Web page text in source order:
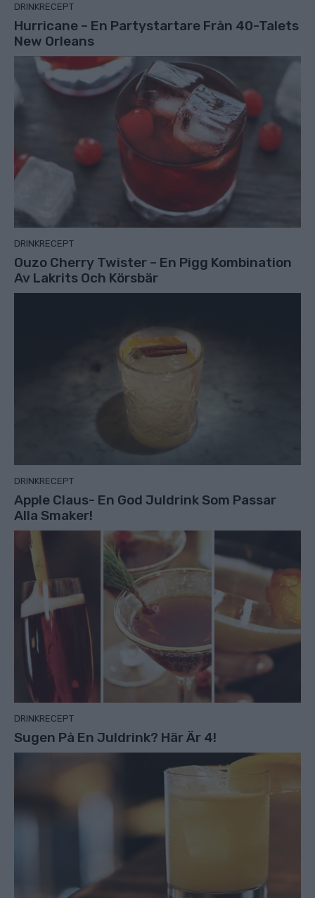
DRINKRECEPT
Hurricane – En Partystartare Från 40-Talets
New Orleans
DRINKRECEPT
Ouzo Cherry Twister – En Pigg Kombination
Av Lakrits Och Körsbär
DRINKRECEPT
Apple Claus- En God Juldrink Som Passar
Alla Smaker!
DRINKRECEPT
Sugen På En Juldrink? Här Är 4!